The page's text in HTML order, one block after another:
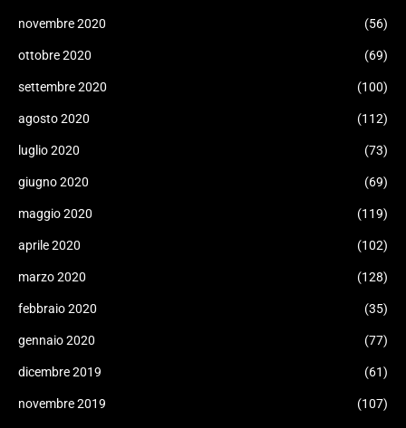
novembre 2020 (56)
ottobre 2020 (69)
settembre 2020 (100)
agosto 2020 (112)
luglio 2020 (73)
giugno 2020 (69)
maggio 2020 (119)
aprile 2020 (102)
marzo 2020 (128)
febbraio 2020 (35)
gennaio 2020 (77)
dicembre 2019 (61)
novembre 2019 (107)